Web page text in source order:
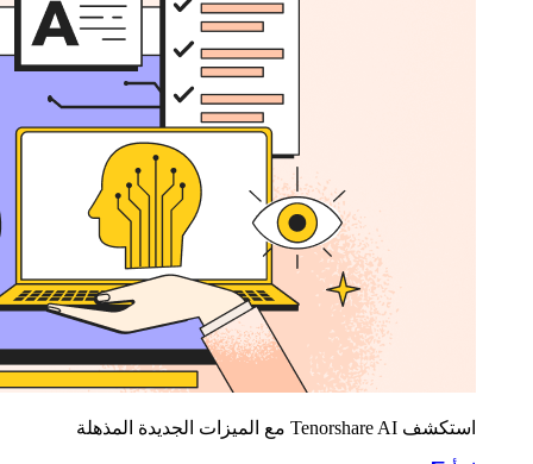
استكشف Tenorshare AI مع الميزات الجديدة المذهلة